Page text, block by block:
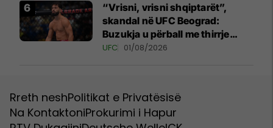
“Vrisni, vrisni shqiptarët”,
skandal në UFC Beograd:
Buzukja u përball me thirrje
anti-shqiptare nga tribunat
UFC 01/08/2026
Rreth neshPolitikat e Privatësisë
Na KontaktoniProkurimi i Hapur